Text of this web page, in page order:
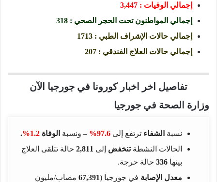
إجمالي الوفيات : 3,447
إجمالي المواطنون تحت الحجر الصحي : 318
إجمالي حالات الإشراف الطبي : 1713
إجمالي حالات العلاج الفندقي : 207
تفاصيل اخر اخبار كورونا في جورجيا الآن
وزارة الصحة في جورجيا
نسبة الشفاء ترتفع إلى 97.6%
– ونسبة الوفاة 1.2%
.
الحالات النشطةتنخفض إلى 2,811 حالة تتلقى العلاج
بينها 336 حالة حرجة.
معدل الإصابة في جورجيا (67,391 مصاب/مليون